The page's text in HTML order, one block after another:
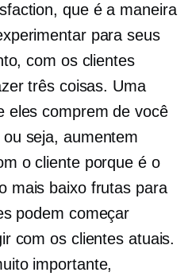
que é a maneira
para seus
com os clientes
três coisas. Uma
eles comprem de você
seja, aumentem
o cliente porque é o
mais baixofrutas para
podem começar
com os clientes atuais.
importante,